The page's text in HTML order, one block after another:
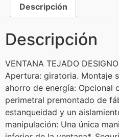
Descripción
Descripción
VENTANA TEJADO
Apertura: giratoria. Montaje
ahorro de energía: Opcional
perimetral premontado de
estanqueidad y un
manipulación: Una única